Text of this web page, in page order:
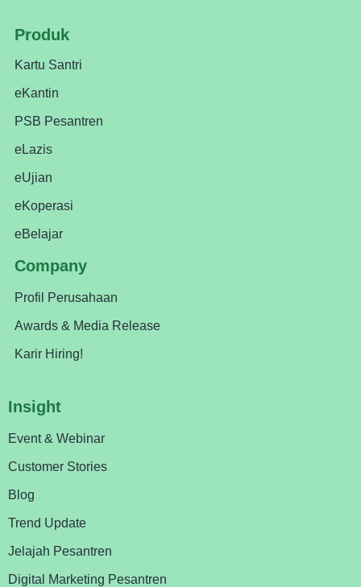
Produk
Kartu Santri
eKantin
PSB Pesantren
eLazis
eUjian
eKoperasi
eBelajar
Company
Profil Perusahaan
Awards & Media Release
Karir Hiring!
Insight
Event & Webinar
Customer Stories
Blog
Trend Update
Jelajah Pesantren
Digital Marketing Pesantren